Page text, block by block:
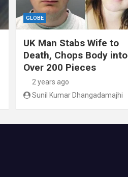
GLOBE
UK Man Stabs Wife to
Death, Chops Body into
Over 200 Pieces
2 years ago
Sunil Kumar Dhangadamajhi